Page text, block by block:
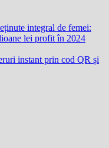
integral de femei:
lei profit în 2024
instant prin cod QR și